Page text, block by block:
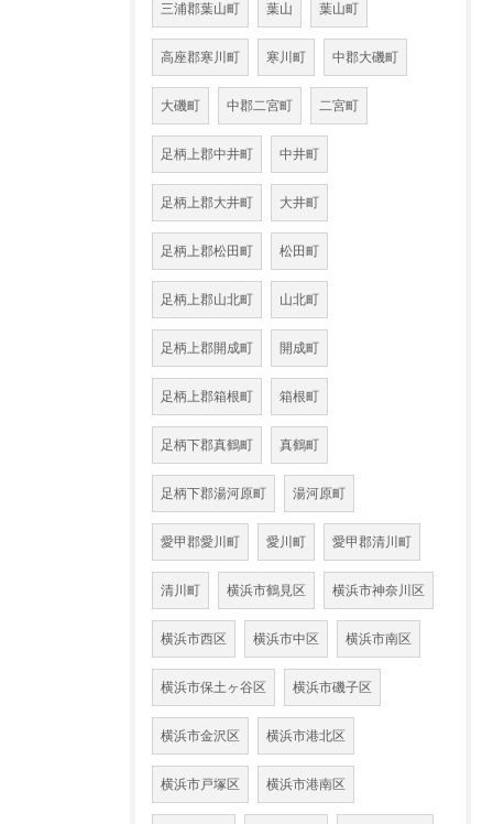
三浦郡葉山町 葉山 葉山町
高座郡寒川町 寒川町 中郡大磯町
大磯町 中郡二宮町 二宮町
足柄上郡中井町 中井町
足柄上郡大井町 大井町
足柄上郡松田町 松田町
足柄上郡山北町 山北町
足柄上郡開成町 開成町
足柄上郡箱根町 箱根町
足柄下郡真鶴町 真鶴町
足柄下郡湯河原町 湯河原町
愛甲郡愛川町 愛川町 愛甲郡清川町
清川町 横浜市鶴見区 横浜市神奈川区
横浜市西区 横浜市中区 横浜市南区
横浜市保土ヶ谷区 横浜市磯子区
横浜市金沢区 横浜市港北区
横浜市戸塚区 横浜市港南区